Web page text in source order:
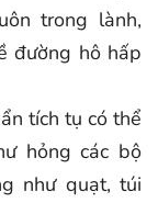
trong lành,
đường hô hấp
tích tụ có thể
hỏng các bộ
như quạt, túi